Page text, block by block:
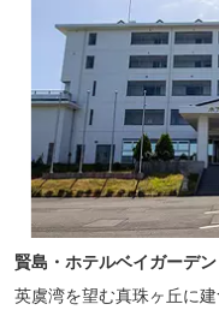
賢島・ホテルベイガーデン
英虞湾を望む真珠ヶ丘に